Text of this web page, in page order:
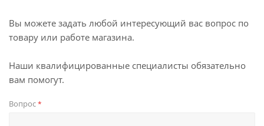
Вы можете задать любой интересующий вас вопрос по
товару или работе магазина.
Наши квалифицированные специалисты обязательно
вам помогут.
Вопрос*